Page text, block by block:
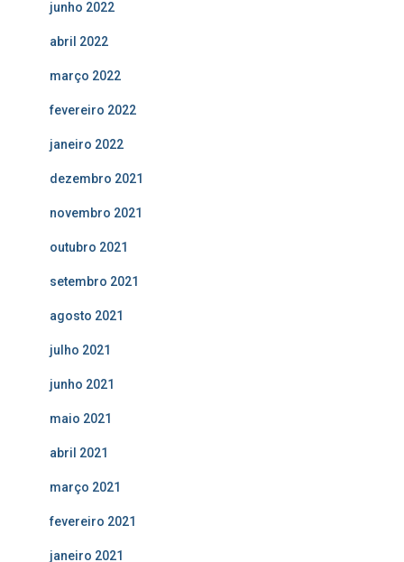
junho 2022
abril 2022
março 2022
fevereiro 2022
janeiro 2022
dezembro 2021
novembro 2021
outubro 2021
setembro 2021
agosto 2021
julho 2021
junho 2021
maio 2021
abril 2021
março 2021
fevereiro 2021
janeiro 2021